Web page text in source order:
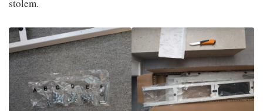
stolem.